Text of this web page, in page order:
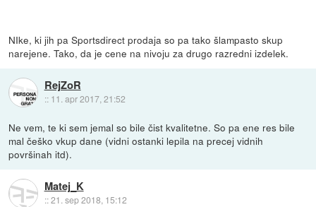
NIke, ki jih pa Sportsdirect prodaja so pa tako šlampasto skup
narejene. Tako, da je cene na nivoju za drugo razredni izdelek.
RejZoR
:: 11. apr 2017, 21:52
Ne vem, te ki sem jemal so bile čist kvalitetne. So pa ene res bile
mal češko vkup dane (vidni ostanki lepila na precej vidnih
površinah itd).
Matej_K
::21. sep 2018, 15:12